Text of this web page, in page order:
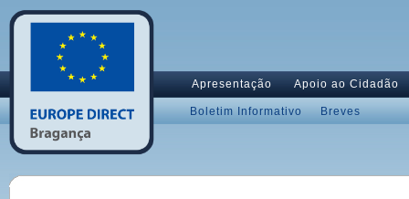
Apresentação Apoio ao Cidadão
Boletim Informativo Breves